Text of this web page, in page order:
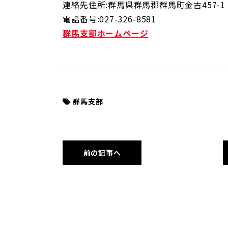
連絡先住所:群馬県群馬郡群馬町金古457-1
電話番号:027-326-8581
群馬支部ホームページ
群馬支部
前の記事へ